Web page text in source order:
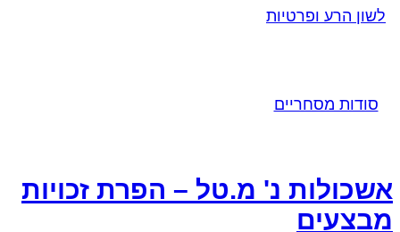
לשון הרע ופרטיות
סודות מסחריים
אשכולות נ' מ.טל – הפרת זכויות
מבצעים